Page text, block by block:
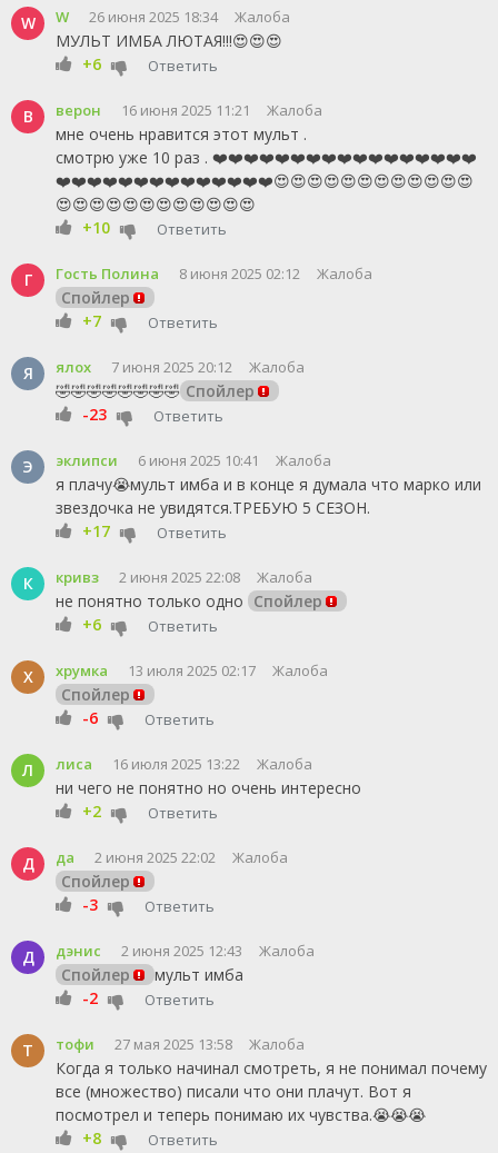
W W 26 июня 2025 18:34 Жалоба
МУЛЬТ ИМБА ЛЮТАЯ!!!😍😍😍
+6
Ответить
В верон 16 июня 2025 11:21 Жалоба
мне очень нравится этот мульт .
смотрю уже 10 раз . ❤️❤️❤️❤️❤️❤️❤️❤️❤️❤️❤️❤️❤️❤️❤️❤️❤️
❤️❤️❤️❤️❤️❤️❤️❤️❤️❤️❤️❤️❤️❤️😍😍😍😍😍😍😍😍😍😍😍😍
😍😍😍😍😍😍😍😍😍😍😍😍
+10
Ответить
Г Гость Полина 8 июня 2025 02:12 Жалоба
Спойлер
+7
Ответить
Я ялох 7 июня 2025 20:12 Жалоба
🤣🤣🤣🤣🤣🤣🤣🤣 Спойлер
-23
Ответить
Э эклипси 6 июня 2025 10:41 Жалоба
я плачу😭мульт имба и в конце я думала что марко или
звездочка не увидятся.ТРЕБУЮ 5 СЕЗОН.
+17
Ответить
К кривз 2 июня 2025 22:08 Жалоба
не понятно только одно Спойлер
+6
Ответить
Х хрумка 13 июля 2025 02:17 Жалоба
Спойлер
-6
Ответить
Л лиса 16 июля 2025 13:22 Жалоба
ни чего не понятно но очень интересно
+2
Ответить
Д да 2 июня 2025 22:02 Жалоба
Спойлер
-3
Ответить
Д дэнис 2 июня 2025 12:43 Жалоба
Спойлер
мульт имба
-2
Ответить
Т тофи 27 мая 2025 13:58 Жалоба
Когда я только начинал смотреть, я не понимал почему
все (множество) писали что они плачут. Вот я
посмотрел и теперь понимаю их чувства.😭😭😭
+8
Ответить